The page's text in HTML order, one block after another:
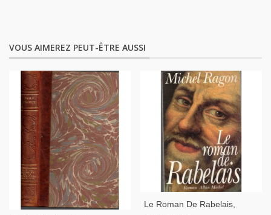
VOUS AIMEREZ PEUT-ÊTRE AUSSI
Le Roman De Rabelais,